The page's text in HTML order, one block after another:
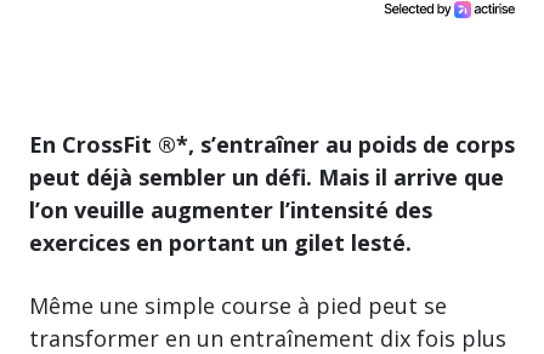
En CrossFit ®*, s’entraîner au poids de corps
peut déjà sembler un défi. Mais il arrive que
l’on veuille augmenter l’intensité des
exercices en portant un gilet lesté.
Même une simple course à pied peut se
transformer en un entraînement dix fois plus